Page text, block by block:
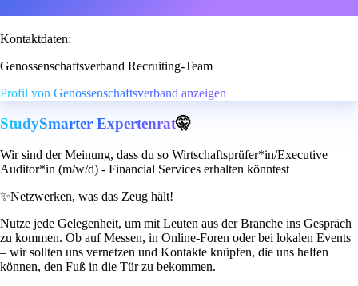
Kontaktdaten:
Genossenschaftsverband Recruiting-Team
Profil von Genossenschaftsverband anzeigen
StudySmarter Expertenrat🤫
Wir sind der Meinung, dass du so Wirtschaftsprüfer*in/Executive
Auditor*in (m/w/d) - Financial Services erhalten könntest
✨Netzwerken, was das Zeug hält!
Nutze jede Gelegenheit, um mit Leuten aus der Branche ins Gespräch
zu kommen. Ob auf Messen, in Online-Foren oder bei lokalen Events
– wir sollten uns vernetzen und Kontakte knüpfen, die uns helfen
können, den Fuß in die Tür zu bekommen.